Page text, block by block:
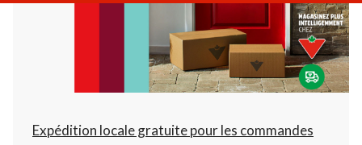
AB,
Ouvert,
Fermeture
à
22:00
changer
Expédition locale gratuite pour les commandes